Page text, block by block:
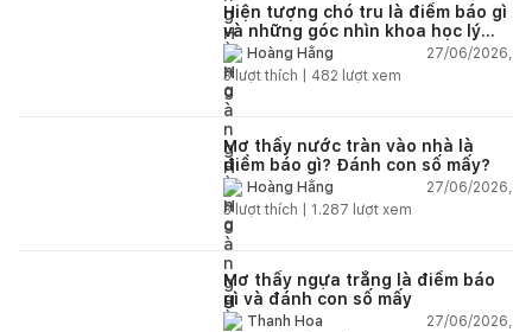
Hiện tượng chó tru là điềm báo gì
và những góc nhìn khoa học lý
giảiHoàng Hằng
27/06/2026,
3lượt thích | 482 lượt xem
Mơ thấy nước tràn vào nhà là
điềm báo gì? Đánh con số mấy?
Hoàng Hằng
27/06/2026,
3lượt thích | 1.287 lượt xem
Mơ thấy ngựa trắng là điềm báo
gì và đánh con số mấy
Thanh Hoa
27/06/2026,